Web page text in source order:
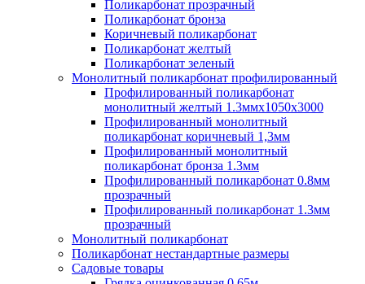
Поликарбонат прозрачный
Поликарбонат бронза
Коричневый поликарбонат
Поликарбонат желтый
Поликарбонат зеленый
Монолитный поликарбонат профилированный
Профилированный поликарбонат
монолитный желтый 1.3ммх1050х3000
Профилированный монолитный
поликарбонат коричневый 1,3мм
Профилированный монолитный
поликарбонат бронза 1.3мм
Профилированный поликарбонат 0.8мм
прозрачный
Профилированный поликарбонат 1.3мм
прозрачный
Монолитный поликарбонат
Поликарбонат нестандартные размеры
Садовые товары